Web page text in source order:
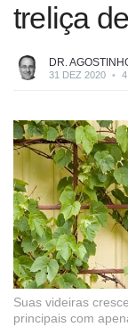
treliça
DR.
31 DEZ 2020 •
Suas videiras
principais com